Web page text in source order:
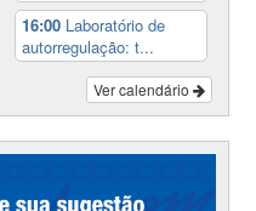
16:00 Laboratório de
autorregulação: t...
Ver calendário